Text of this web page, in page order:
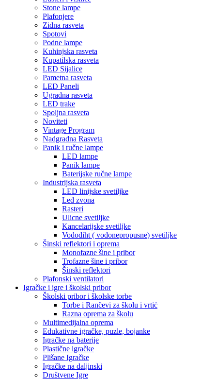
Stone lampe
Plafonjere
Zidna rasveta
Spotovi
Podne lampe
Kuhinjska rasveta
Kupatilska rasveta
LED Sijalice
Pametna rasveta
LED Paneli
Ugradna rasveta
LED trake
Spoljna rasveta
Noviteti
Vintage Program
Nadgradna Rasveta
Panik i ručne lampe
LED lampe
Panik lampe
Baterijske ručne lampe
Industrijska rasveta
LED linijske svetiljke
Led zvona
Rasteri
Ulicne svetiljke
Kancelarijske svetiljke
Vododiht ( vodonepropusne) svetiljke
Šinski reflektori i oprema
Monofazne šine i pribor
Trofazne šine i pribor
Šinski reflektori
Plafonski ventilatori
Igračke i igre i školski pribor
Školski pribor i školske torbe
Torbe i Rančevi za školu i vrtić
Razna oprema za školu
Multimedijalna oprema
Edukativne igračke, puzle, bojanke
Igračke na baterije
Plastične igračke
Plišane Igračke
Igračke na daljinski
Društvene Igre